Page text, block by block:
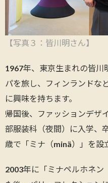
【写真３：皆川明さん】
1967年、東京生まれの皆川
パを旅し、フィンランドな
に興味を持ちます。
帰国後、ファッションデザ
部服装科（夜間）に入学、
歳で「ミナ（minä）」を設
2003年に「ミナペルホネ